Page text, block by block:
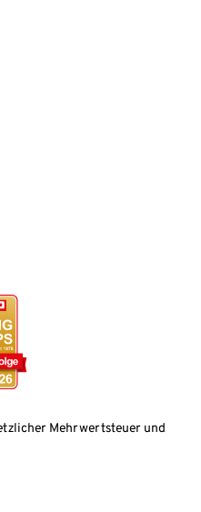
Mehrwertsteuer und